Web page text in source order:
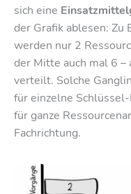
sich eine
der Grafik ablesen: Zu
werden nur 2
der Mitte auch mal 6
verteilt. Solche
für einzelne
für ganze
Fachrichtung.